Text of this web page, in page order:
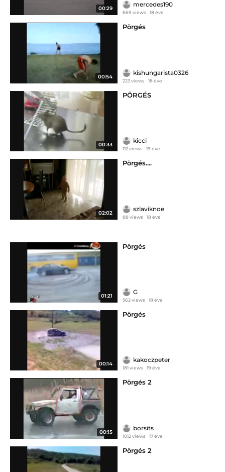
00:29
mercedes190
669 views 18 éve
00:54
Pörgés
kishungarista0326
223 views 18 éve
00:33
PÖRGÉS
kicci
112 views 19 éve
02:02
Pörgés....
szlaviknoe
88 views 18 éve
01:21
Pörgés
G
562 views 18 éve
00:14
Pörgés
kakoczpeter
181 views 19 éve
00:15
Pörgés 2
borsits
1012 views 17 éve
Pörgés 2